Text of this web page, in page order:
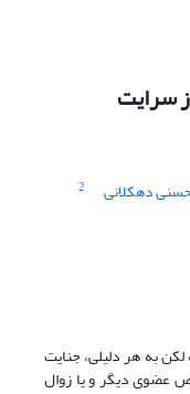
سرایت
دهکلانی
2
به هر دلیلی، جنایت
عضوی دیگر و یا زوال